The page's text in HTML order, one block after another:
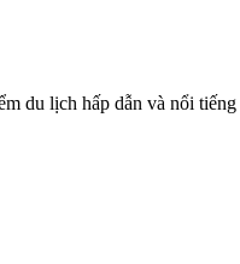
du lịch hấp dẫn và nổi